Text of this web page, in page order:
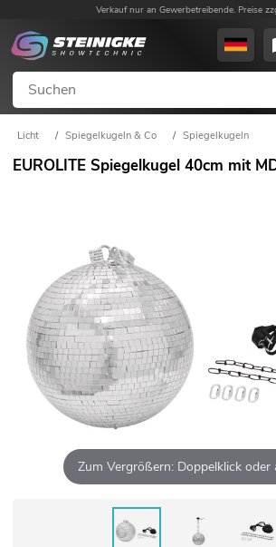
Verkauf nur an Gewerbetreibende. Preise
Licht / Spiegelkugeln & Co / Spiegelkugeln
EUROLITE Spiegelkugel 40cm mit
Zum Vergrößern: Doppelklick oder